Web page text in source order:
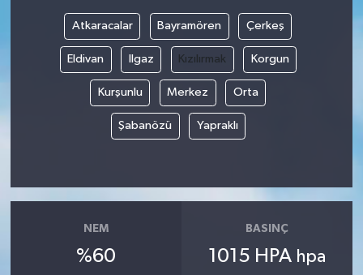
Atkaracalar Bayramören Çerkeş
Eldivan Ilgaz Kızılırmak Korgun
Kurşunlu Merkez Orta
Şabanözü Yapraklı
NEM
%60
BASINÇ
1015 HPA hpa